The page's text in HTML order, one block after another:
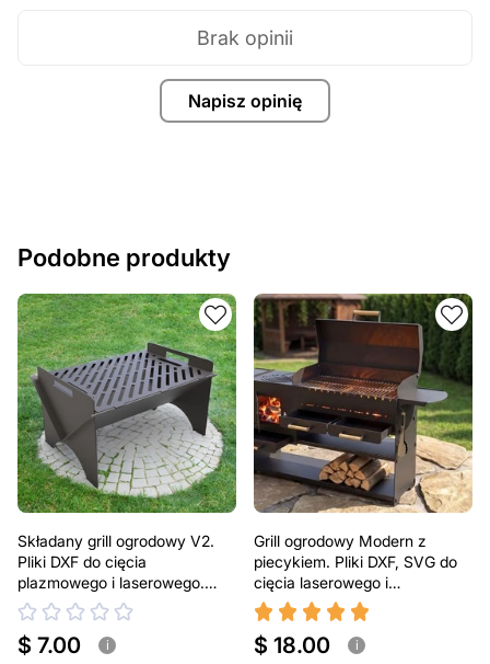
Napisz opinię
Brak opinii
Podobne produkty
Składany grill ogrodowy V2.
Pliki DXF do cięcia
plazmowego i laserowego.
Przenośny grill BBQ
$ 7.00 i
Grill ogrodowy Modern z
piecykiem. Pliki DXF, SVG do
cięcia laserowego i
plazmowego
$ 18.00 i